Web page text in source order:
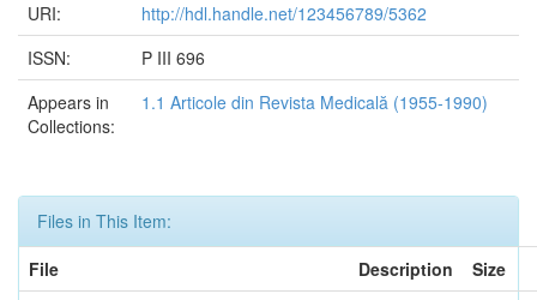
URI:
http://hdl.handle.net/123456789/5362
ISSN:
P III 696
Appears in
Collections:
1.1 Articole din Revista Medicală (1955-1990)
Files in This Item:
File
Description
Size